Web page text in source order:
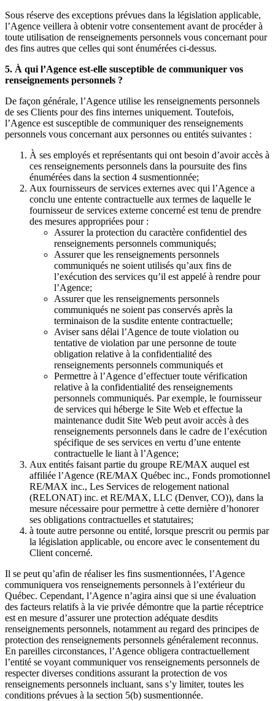
Sous réserve des exceptions prévues dans la législation applicable,
l’Agence veillera à obtenir votre consentement avant de procéder à
toute utilisation de renseignements personnels vous concernant pour
des fins autres que celles qui sont énumérées ci-dessus.
5. À qui l’Agence est-elle susceptible de communiquer vos
renseignements personnels ?
De façon générale, l’Agence utilise les renseignements personnels
de ses Clients pour des fins internes uniquement. Toutefois,
l’Agence est susceptible de communiquer des renseignements
personnels vous concernant aux personnes ou entités suivantes :
À ses employés et représentants qui ont besoin d’avoir accès à
ces renseignements personnels dans la poursuite des fins
énumérées dans la section 4 susmentionnée;
Aux fournisseurs de services externes avec qui l’Agence a
conclu une entente contractuelle aux termes de laquelle le
fournisseur de services externe concerné est tenu de prendre
des mesures appropriées pour :
Assurer la protection du caractère confidentiel des
renseignements personnels communiqués;
Assurer que les renseignements personnels
communiqués ne soient utilisés qu’aux fins de
l’exécution des services qu’il est appelé à rendre pour
l’Agence;
Assurer que les renseignements personnels
communiqués ne soient pas conservés après la
terminaison de la susdite entente contractuelle;
Aviser sans délai l’Agence de toute violation ou
tentative de violation par une personne de toute
obligation relative à la confidentialité des
renseignements personnels communiqués et
Permettre à l’Agence d’effectuer toute vérification
relative à la confidentialité des renseignements
personnels communiqués. Par exemple, le fournisseur
de services qui héberge le Site Web et effectue la
maintenance dudit Site Web peut avoir accès à des
renseignements personnels dans le cadre de l’exécution
spécifique de ses services en vertu d’une entente
contractuelle le liant à l’Agence;
Aux entités faisant partie du groupe RE/MAX auquel est
affiliée l’Agence (RE/MAX Québec inc., Fonds promotionnel
RE/MAX inc., Les Services de relogement national
(RELONAT) inc. et RE/MAX, LLC (Denver, CO)), dans la
mesure nécessaire pour permettre à cette dernière d’honorer
ses obligations contractuelles et statutaires;
à toute autre personne ou entité, lorsque prescrit ou permis par
la législation applicable, ou encore avec le consentement du
Client concerné.
Il se peut qu’afin de réaliser les fins susmentionnées, l’Agence
communiquera vos renseignements personnels à l’extérieur du
Québec. Cependant, l’Agence n’agira ainsi que si une évaluation
des facteurs relatifs à la vie privée démontre que la partie réceptrice
est en mesure d’assurer une protection adéquate desdits
renseignements personnels, notamment au regard des principes de
protection des renseignements personnels généralement reconnus.
En pareilles circonstances, l’Agence obligera contractuellement
l’entité se voyant communiquer vos renseignements personnels de
respecter diverses conditions assurant la protection de vos
renseignements personnels incluant, sans s’y limiter, toutes les
conditions prévues à la section 5(b) susmentionnée.